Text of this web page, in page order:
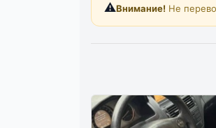
⚠️Внимание! Не